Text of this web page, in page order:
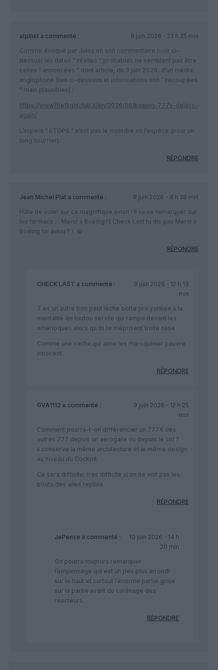
atplhkt a commenté :
8 juin 2026 - 23 h 35 min
Comme évoqué par Jules en son commentaire (voir ci-
dessus) les dates ” réelles ” probables ne semblent pas être
celles ” annoncées ” dont article, du 3 juin 2026, d’un média
anglophone (lien ci-dessous et informations non ” recoupées
” mais plausibles) :
https://www.theflightclub.it/en/2026/06/boeing-777x-delays-
again/
L’aspect ” ETOPS ” n’est pas le moindre en l’espèce (pour un
long courrier).
RÉPONDRE
Jean Michel Plat a commenté :
9 juin 2026 - 8 h 38 min
Hâte de voler sur ce magnifique avion ! Il va se remarquer sur
les tarmacs … Merci à Boeing ! ( Check Last tu dis pas Merci à
Boeing toi aussi ? ). 😂
RÉPONDRE
CHECK LAST a commenté :
9 juin 2026 - 12 h 19
min
T es un autre bon petit lèche botte pro yankee à la
mentalité de toutou servile qui rampe devant les
amerloques alors qu ils te méprisent triste nase
Comme une vache qui aime les maroquinier pauvre
innocent
RÉPONDRE
GVA1112 a commenté :
9 juin 2026 - 12 h 25
min
Comment pourra-t-on différencier un 777X des
autres 777 depuis un aérogare ou depuis le sol ?
Il conserve la même architecture et le même design
au niveau du Cockpit.
Ce sera difficile, très difficile si on ne voit pas les
bouts des ailes repliés.
RÉPONDRE
JePense a commenté :
10 juin 2026 - 14 h
20 min
On pourra toujours remarquer
l’empennage qui est un peu plus arrondi
sur le haut et surtout l’énorme partie grise
sur la partie avant du carénage des
réacteurs.
RÉPONDRE